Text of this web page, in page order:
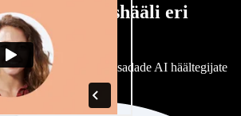
mees- ja naishääli eri
aktsentidega
ühtemoodi. Vali sadade AI häältegijate
kohanda neid.